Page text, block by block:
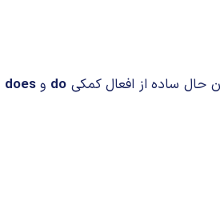
حال ساده از افعال کمکی do وdoes